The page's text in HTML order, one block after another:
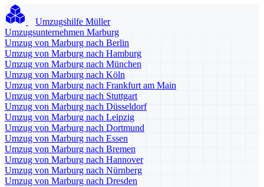
Umzugshilfe Müller
Umzugsunternehmen Marburg
Umzug von Marburg nach Berlin
Umzug von Marburg nach Hamburg
Umzug von Marburg nach München
Umzug von Marburg nach Köln
Umzug von Marburg nach Frankfurt am Main
Umzug von Marburg nach Stuttgart
Umzug von Marburg nach Düsseldorf
Umzug von Marburg nach Leipzig
Umzug von Marburg nach Dortmund
Umzug von Marburg nach Essen
Umzug von Marburg nach Bremen
Umzug von Marburg nach Hannover
Umzug von Marburg nach Nürnberg
Umzug von Marburg nach Dresden